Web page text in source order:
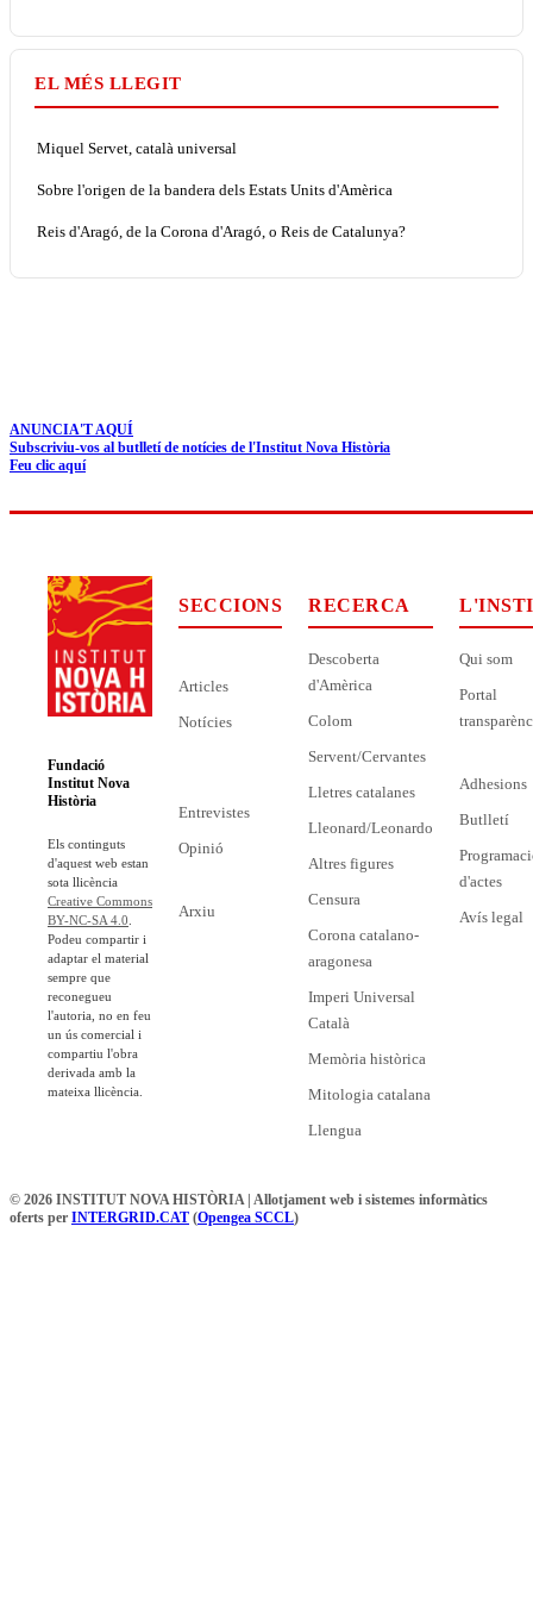
EL MÉS LLEGIT
Miquel Servet, català universal
Sobre l'origen de la bandera dels Estats Units d'Amèrica
Reis d'Aragó, de la Corona d'Aragó, o Reis de Catalunya?
ANUNCIA'T AQUÍ
Subscriviu-vos al butlletí de notícies de l'Institut Nova Història
Feu clic aquí
Fundació
Institut Nova
Història
Els continguts
d'aquest web estan
sota llicència
Creative Commons
BY-NC-SA 4.0
Podeu compartir i
adaptar el material
sempre que
reconegueu
l'autoria, no en feu
un ús comercial i
compartiu l'obra
derivada amb la
mateixa llicència.
SECCIONS
Articles
Notícies
Entrevistes
Opinió
Arxiu
RECERCA
Descoberta
d'Amèrica
Colom
Servent/Cervantes
Lletres catalanes
Lleonard/Leonardo
Altres figures
Censura
Corona catalano-
aragonesa
Imperi Universal
Català
Memòria històrica
Mitologia catalana
Llengua
Qui som
Portal
Adhesions
Butlletí
d'actes
Avís legal
© 2026 INSTITUT NOVA HISTÒRIA | Allotjament web i sistemes informàtics
oferts per INTERGRID.CAT (Opengea SCCL)